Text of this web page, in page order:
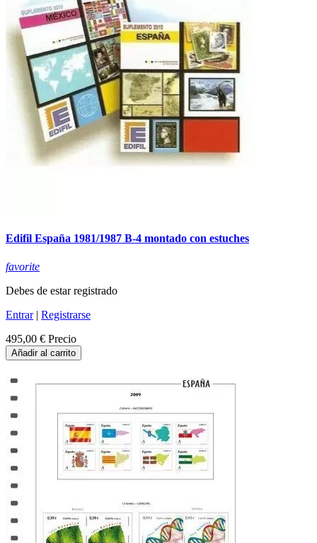
Edifil España 1981/1987 B-4 montado con estuches
favorite
Debes de estar registrado
Entrar| Registrarse
495,00 € Precio
Añadir al carrito